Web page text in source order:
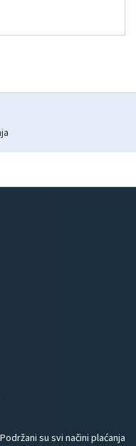
Podržani su svi načini plaćanja